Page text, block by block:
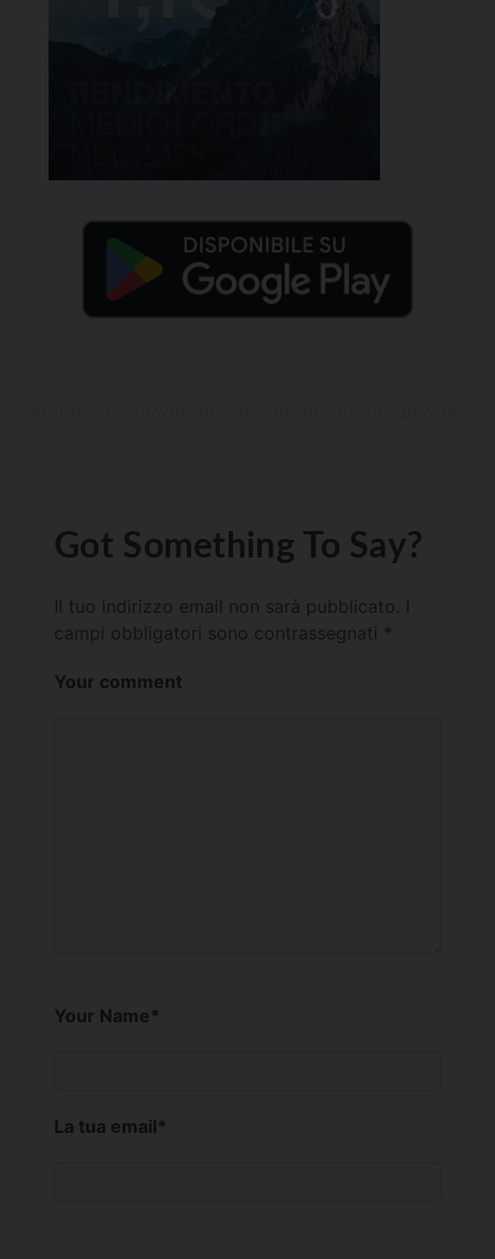
Got Something To Say?
Il tuo indirizzo email non sarà pubblicato.
campi obbligatori sono contrassegnati *
Your comment
Your Name*
La tua email*